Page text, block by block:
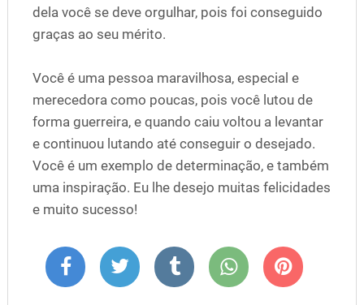
dela você se deve orgulhar, pois foi conseguido
graças ao seu mérito.
Você é uma pessoa maravilhosa, especial e
merecedora como poucas, pois você lutou de
forma guerreira, e quando caiu voltou a levantar
e continuou lutando até conseguir o desejado.
Você é um exemplo de determinação, e também
uma inspiração. Eu lhe desejo muitas felicidades
e muito sucesso!